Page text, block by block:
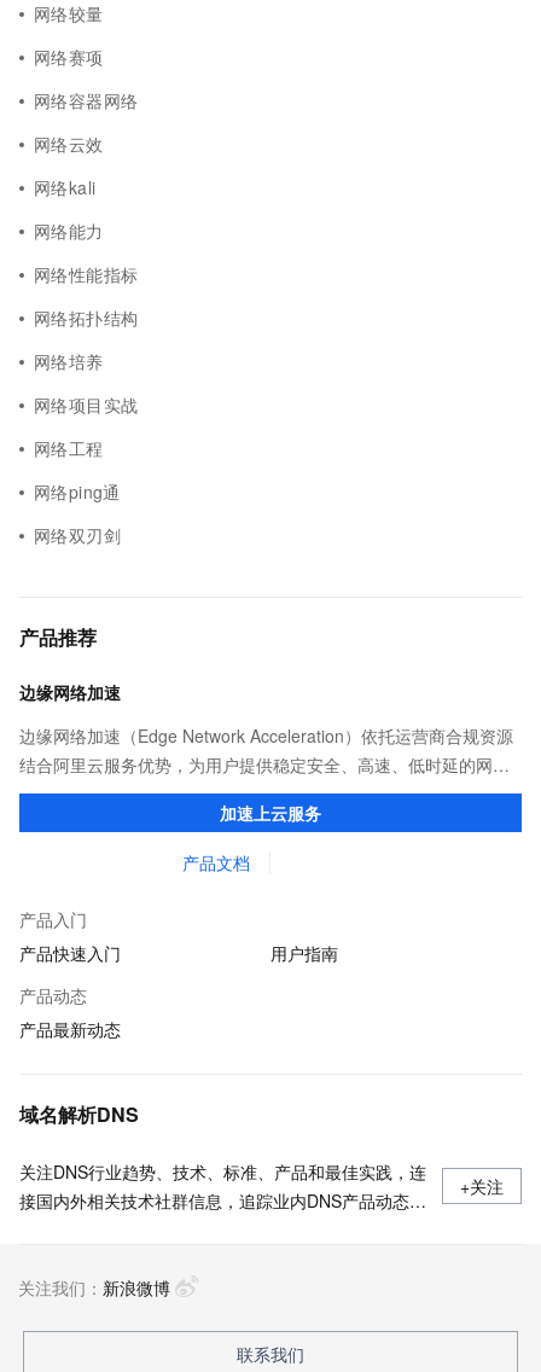
网络较量
网络赛项
网络容器网络
网络云效
网络kali
网络能力
网络性能指标
网络拓扑结构
网络培养
网络项目实战
网络工程
网络ping通
网络双刃剑
产品推荐
边缘网络加速
边缘网络加速（Edge Network Acceleration）依托运营商合规资源
结合阿里云服务优势，为用户提供稳定安全、高速、低时延的网络
传输，解决客户不同站点的连接、组网、数据安全传输、业务质量
加速上云服务
产品文档
产品入门
产品快速入门
用户指南
产品动态
产品最新动态
域名解析DNS
关注DNS行业趋势、技术、标准、产品和最佳实践，连
接国内外相关技术社群信息，追踪业内DNS产品动态，
+关注
关注我们： 新浪微博
联系我们